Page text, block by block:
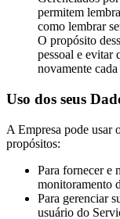
permitem
como lembrar
O propósito
pessoal e evitar
novamente
Uso dos seus
A Empresa pode usar
propósitos:
Para fornecer e
monitoramento
Para gerenciar
usuário do